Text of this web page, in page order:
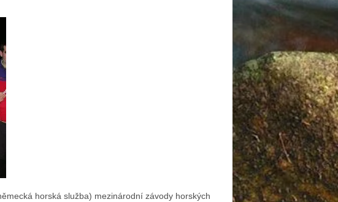
horská služba) mezinárodní závody horských